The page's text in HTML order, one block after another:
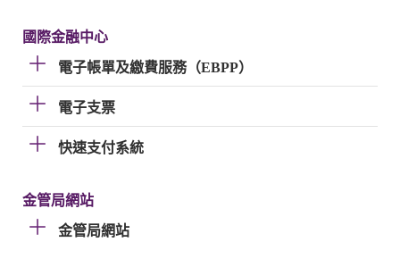
國際金融中心
電子帳單及繳費服務（EBPP）
電子支票
快速支付系統
金管局網站
金管局網站